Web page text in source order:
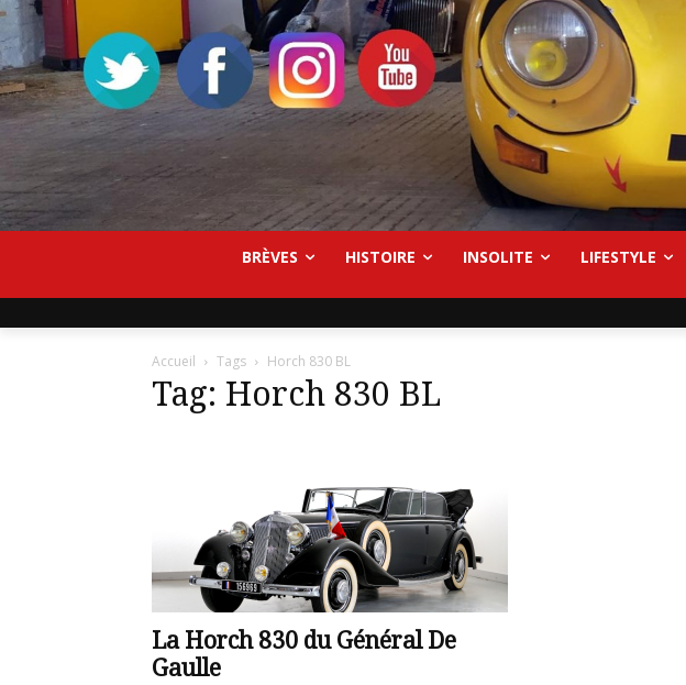
BRÈVES HISTOIRE INSOLITE LIFESTYLE
Accueil Tags Horch 830 BL
Tag: Horch 830 BL
La Horch 830 du Général De
Gaulle